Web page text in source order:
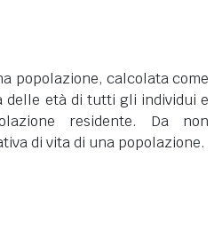
popolazione, calcolata come
delle età di tutti gli individui e
residente. Da non
di vita di una popolazione.